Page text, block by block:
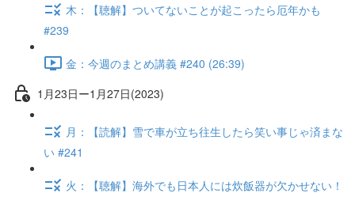
木：【聴解】ついてないことが起こったら厄年かも
#239
金：今週のまとめ講義 #240 (26:39)
1月23日ー1月27日(2023)
月：【読解】雪で車が立ち往生したら笑い事じゃ済まな
い #241
火：【聴解】海外でも日本人には炊飯器が欠かせない！